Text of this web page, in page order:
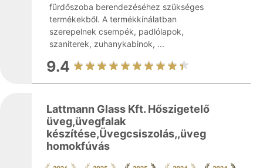
fürdőszoba berendezéséhez szükséges
termékekből. A termékkínálatban
szerepelnek csempék, padlólapok,
szaniterek, zuhanykabinok, ...
9.4
Lattmann Glass Kft. Hőszigetelő
üveg,üvegfalak
készítése,Üvegcsiszolás,,üveg
homokfúvás